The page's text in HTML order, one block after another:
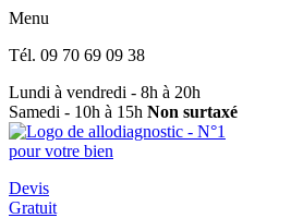
Menu
Tél. 09 70 69 09 38
Lundi à vendredi - 8h à 20h
Samedi - 10h à 15h Non surtaxé
Devis
Gratuit